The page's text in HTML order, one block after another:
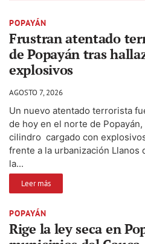
POPAYÁN
Frustran atentado
de Popayán tras
explosivos
AGOSTO 7, 2026
Un nuevo atentado terrorista
de hoy en el norte de
cilindro cargado con
frente a la urbanización Llanos
la...
Leer más
POPAYÁN
Rige la ley seca en